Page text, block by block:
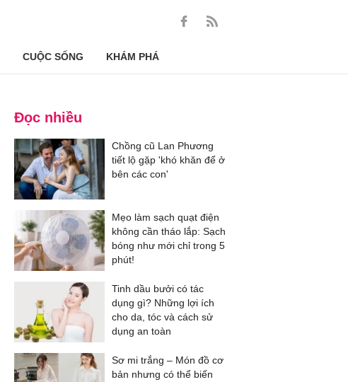
CUỘC SỐNG KHÁM PHÁ
Đọc nhiều
Chồng cũ Lan Phương
tiết lộ gặp 'khó khăn để ở
bên các con'
Mẹo làm sạch quạt điện
không cần tháo lắp: Sạch
bóng như mới chỉ trong 5
phút!
Tinh dầu bưởi có tác
dụng gì? Những lợi ích
cho da, tóc và cách sử
dụng an toàn
Sơ mi trắng – Món đồ cơ
bản nhưng có thể biến